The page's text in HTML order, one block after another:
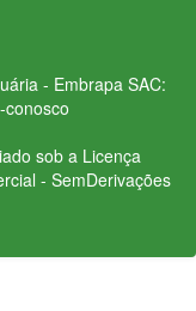
- Embrapa SAC:
conosco
sob a Licença
- SemDerivações